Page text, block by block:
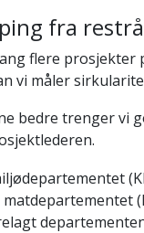
fra
flere prosjekter
vi måler
bedre trenger vi